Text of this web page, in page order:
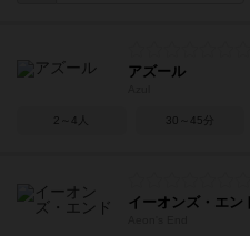
アズール
2～4人 30～45分
イーオンズ・エン